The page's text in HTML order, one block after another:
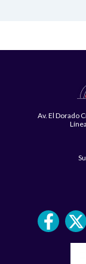
Av. El Dorado